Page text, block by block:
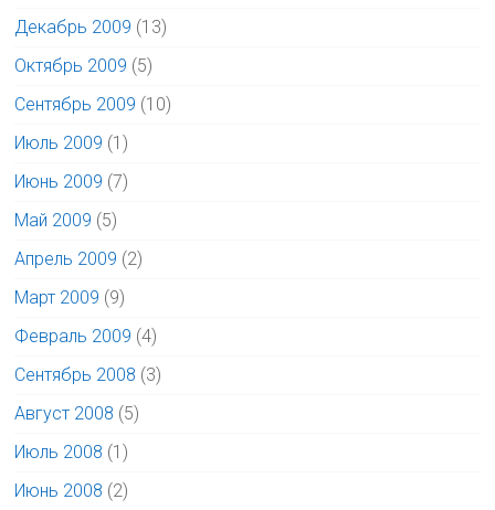
Декабрь 2009 (13)
Октябрь 2009 (5)
Сентябрь 2009 (10)
Июль 2009 (1)
Июнь 2009 (7)
Май 2009 (5)
Апрель 2009 (2)
Март 2009 (9)
Февраль 2009 (4)
Сентябрь 2008 (3)
Август 2008 (5)
Июль 2008 (1)
Июнь 2008 (2)